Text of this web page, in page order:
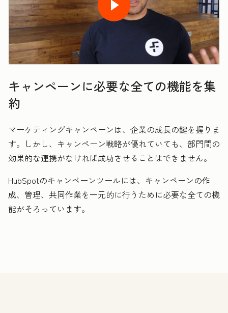
キャンペーンに必要な全ての機能を集
約
マーケティングキャンペーンは、企業の成長の鍵を握りま
す。しかし、キャンペーン戦略が優れていても、部門間の
効果的な連携がなければ成功させることはできません。
HubSpotのキャンペーンツールには、キャンペーンの作
成、管理、共同作業を一元的に行うために必要な全ての機
能がそろっています。